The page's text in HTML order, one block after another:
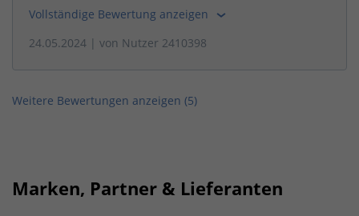
Vollständige Bewertung anzeigen
24.05.2024 | von Nutzer 2410398
Weitere Bewertungen anzeigen (5)
Marken, Partner & Lieferanten